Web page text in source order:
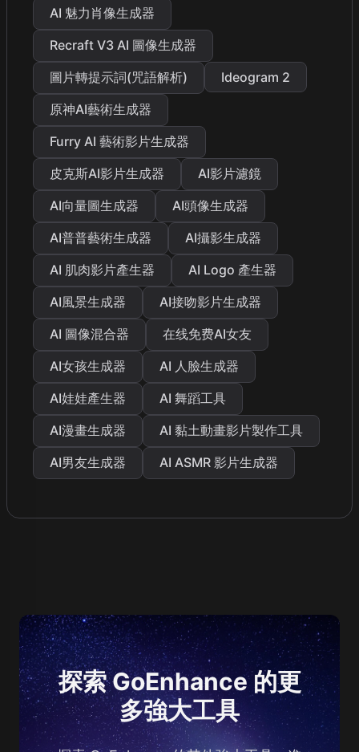
AI 魅力肖像生成器
Recraft V3 AI 圖像生成器
圖片轉提示詞(咒語解析)
Ideogram 2
原神AI藝術生成器
Furry AI 藝術影片生成器
皮克斯AI影片生成器
AI影片濾鏡
AI向量圖生成器
AI頭像生成器
AI普普藝術生成器
AI攝影生成器
AI 肌肉影片產生器
AI Logo 產生器
AI風景生成器
AI接吻影片生成器
AI 圖像混合器
在线免费AI女友
AI女孩生成器
AI 人臉生成器
AI娃娃產生器
AI 舞蹈工具
AI漫畫生成器
AI 黏土動畫影片製作工具
AI男友生成器
AI ASMR 影片生成器
探索 GoEnhance 的更
多強大工具